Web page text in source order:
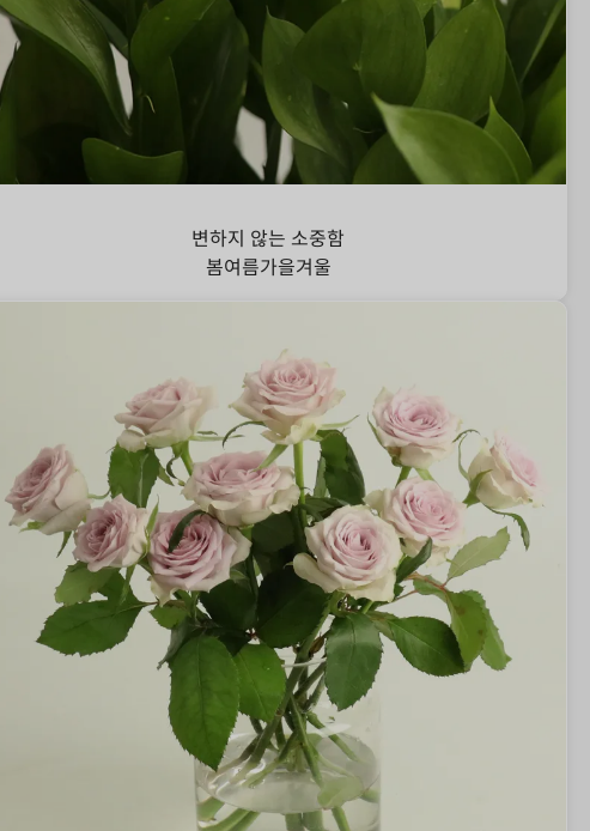
변하지 않는 소중함
봄여름가을겨울